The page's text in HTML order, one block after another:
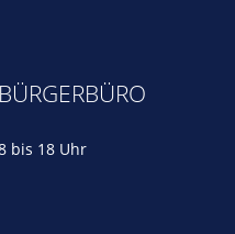
bis 18 Uhr